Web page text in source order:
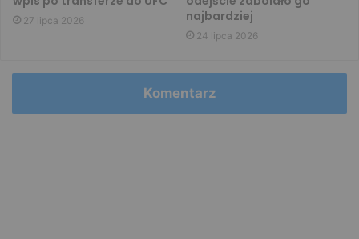
27 lipca 2026
najbardziej
24 lipca 2026
Komentarz